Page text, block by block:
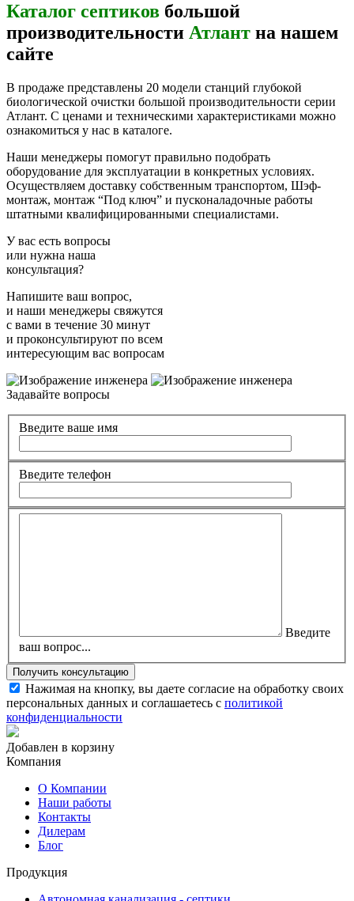
Каталог септиков большой
производительности Атлант на нашем
сайте
В продаже представлены 20 модели станций глубокой
биологической очистки большой производительности серии
Атлант. С ценами и техническими характеристиками можно
ознакомиться у нас в каталоге.
Наши менеджеры помогут правильно подобрать
оборудование для эксплуатации в конкретных условиях.
Осуществляем доставку собственным транспортом, Шэф-
монтаж, монтаж “Под ключ” и пусконаладочные работы
штатными квалифицированными специалистами.
У вас есть вопросы
или нужна наша
консультация?
Напишите ваш вопрос,
и наши менеджеры свяжутся
с вами в течение 30 минут
и проконсультируют по всем
интересующим вас вопросам
Задавайте вопросы
Введите ваше имя
Введите телефон
Введите
ваш вопрос...
Нажимая на кнопку, вы даете согласие на обработку своих
персональных данных и соглашаетесь с политикой
конфиденциальности
Добавлен в корзину
Компания
О Компании
Наши работы
Контакты
Дилерам
Блог
Продукция